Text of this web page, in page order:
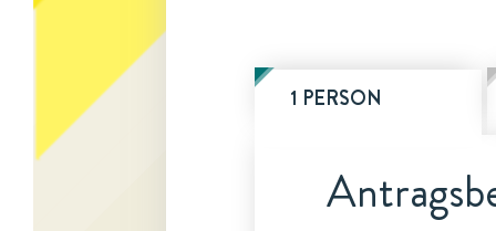
1 PERSON